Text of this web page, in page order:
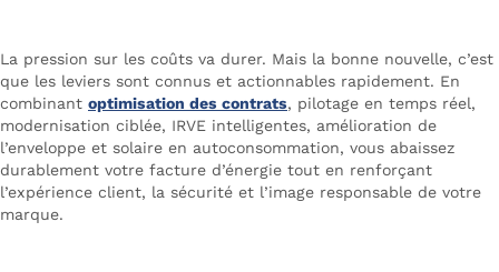
La pression sur les coûts va durer. Mais la bonne nouvelle, c’est
que les leviers sont connus et actionnables rapidement. En
combinant optimisation des contrats, pilotage en temps réel,
modernisation ciblée, IRVE intelligentes, amélioration de
l’enveloppe et solaire en autoconsommation, vous abaissez
durablement votre facture d’énergie tout en renforçant
l’expérience client, la sécurité et l’image responsable de votre
marque.